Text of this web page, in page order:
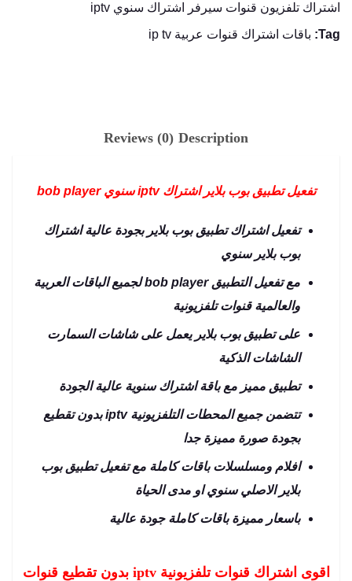
player
quantity
اشتراك تلفزيون قنوات سيرفر اشتراك سنوي iptv
Tag: باقات اشتراك قنوات عربية ip tv
Description
Reviews (0)
تفعيل تطبيق بوب بلاير اشتراك iptv سنوي bob player
تفعيل اشتراك تطبيق بوب بلاير بجودة عالية اشتراك
بوب بلاير سنوي
مع تفعيل التطبيق bob player لجميع الباقات العربية
والعالمية قنوات تلفزيونية
على تطبيق بوب بلاير يعمل على شاشات السمارت
الشاشات الذكية
تطبيق مميز مع باقة اشتراك سنوية عالية الجودة
تتضمن جميع المحطات التلفزيونية iptv بدون تقطيع
بجودة صورة مميزة جدا
افلام ومسلسلات باقات كاملة مع تفعيل تطبيق بوب
بلاير الاصلي سنوي او مدى الحياة
باسعار مميزة باقات كاملة جودة عالية
اقوى اشتراك قنوات تلفزيونية iptv بدون تقطيع قنوات